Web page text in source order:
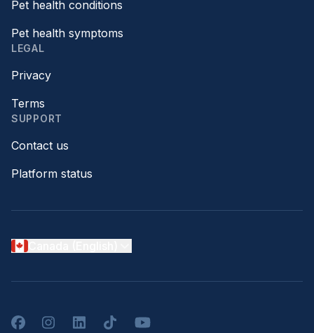
Pet health conditions
Pet health symptoms
LEGAL
Privacy
Terms
SUPPORT
Contact us
Platform status
FacebookInstagramLinkedInTikTokYouTube